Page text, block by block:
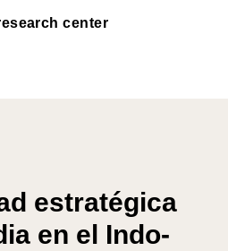
center
center
estratégica
en el Indo-